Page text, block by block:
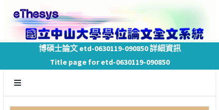
博碩士論文 etd-0630119-090850 詳細資訊
Title page for etd-0630119-090850